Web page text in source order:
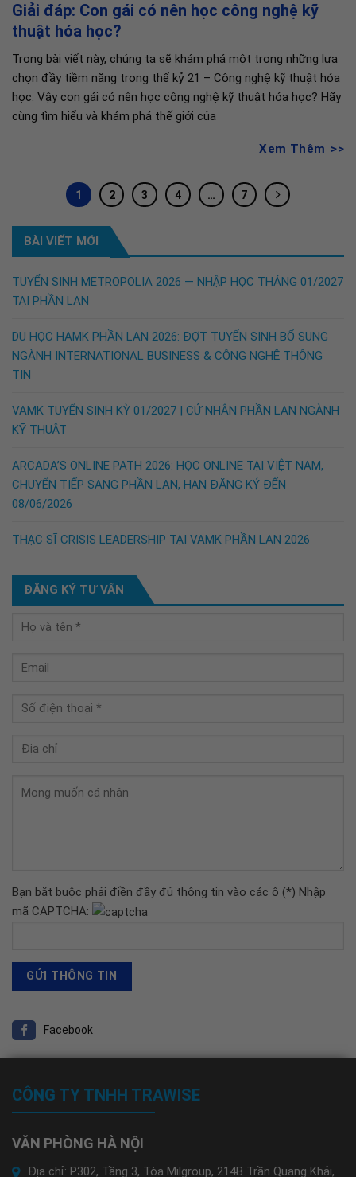
Giải đáp: Con gái có nên học công nghệ kỹ
thuật hóa học?
Trong bài viết này, chúng ta sẽ khám phá một trong những lựa
chọn đầy tiềm năng trong thế kỷ 21 – Công nghệ kỹ thuật hóa
học. Vậy con gái có nên học công nghệ kỹ thuật hóa học? Hãy
cùng tìm hiểu và khám phá thế giới của
Xem Thêm
1 2 3 4 … 7
BÀI VIẾT MỚI
TUYỂN SINH METROPOLIA 2026 — NHẬP HỌC THÁNG 01/2027
TẠI PHẦN LAN
DU HỌC HAMK PHẦN LAN 2026: ĐỢT TUYỂN SINH BỔ SUNG
NGÀNH INTERNATIONAL BUSINESS & CÔNG NGHỆ THÔNG
TIN
VAMK TUYỂN SINH KỲ 01/2027 | CỬ NHÂN PHẦN LAN NGÀNH
KỸ THUẬT
ARCADA’S ONLINE PATH 2026: HỌC ONLINE TẠI VIỆT NAM,
CHUYỂN TIẾP SANG PHẦN LAN, HẠN ĐĂNG KÝ ĐẾN
08/06/2026
THẠC SĨ CRISIS LEADERSHIP TẠI VAMK PHẦN LAN 2026
ĐĂNG KÝ TƯ VẤN
Bạn bắt buộc phải điền đầy đủ thông tin vào các ô (*) Nhập
mã CAPTCHA:
Facebook
CÔNG TY TNHH TRAWISE
VĂN PHÒNG HÀ NỘI
Địa chỉ: P302, Tầng 3, Tòa Milgroup, 214B Trần Quang Khải,